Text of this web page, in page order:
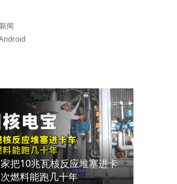
闻
把10兆瓦核反应堆塞进卡
燃料能跑几十年